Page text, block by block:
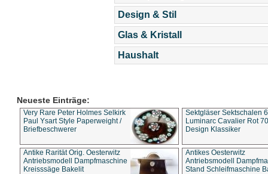
Design & Stil
Glas & Kristall
Haushalt
Neueste Einträge:
Very Rare Peter Holmes Selkirk
Paul Ysart Style Paperweight /
Briefbeschwerer
Sektgläser Sektschalen
Luminarc Cavalier Rot
Design Klassiker
Antike Rarität Orig. Oesterwitz
Antriebsmodell Dampfmaschine
Kreisssäge Bakelit
Antikes Oesterwitz
Antriebsmodell
Stand Schleifmaschine